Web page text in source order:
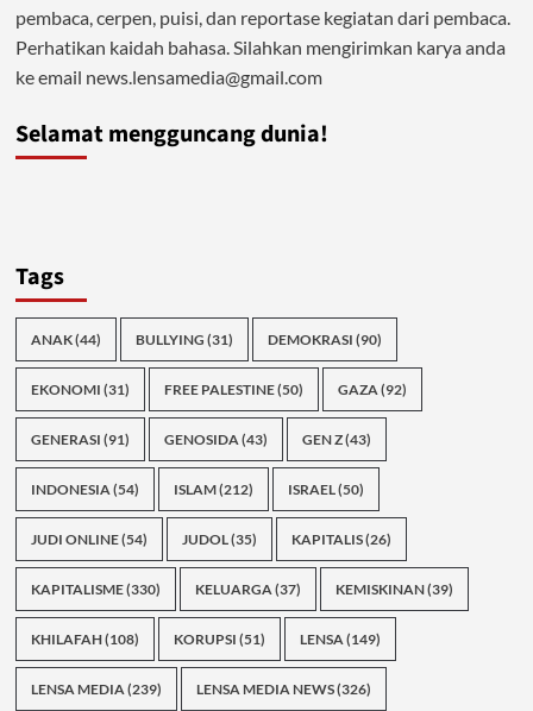
pembaca, cerpen, puisi, dan reportase kegiatan dari pembaca.
Perhatikan kaidah bahasa. Silahkan mengirimkan karya anda
ke email news.lensamedia@gmail.com
Selamat mengguncang dunia!
Tags
ANAK(44) BULLYING (31) DEMOKRASI (90)
EKONOMI (31) FREE PALESTINE(50) GAZA(92)
GENERASI (91) GENOSIDA(43) GEN Z(43)
INDONESIA(54) ISLAM(212) ISRAEL(50)
JUDI ONLINE(54) JUDOL(35) KAPITALIS(26)
KAPITALISME(330) KELUARGA(37) KEMISKINAN(39)
KHILAFAH(108) KORUPSI (51) LENSA(149)
LENSA MEDIA(239) LENSA MEDIA NEWS(326)